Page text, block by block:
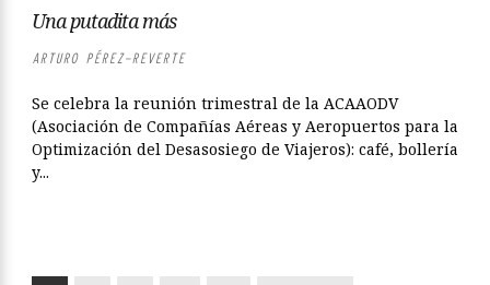
Una putadita más
ARTURO PÉREZ-REVERTE
Se celebra la reunión trimestral de la ACAAODV
(Asociación de Compañías Aéreas y Aeropuertos para la
Optimización del Desasosiego de Viajeros): café, bollería
y...